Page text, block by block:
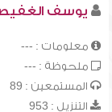
يوسف
معلومات : ---
ملحوظة : ---
المستمعين : 89
التنزيل : 953